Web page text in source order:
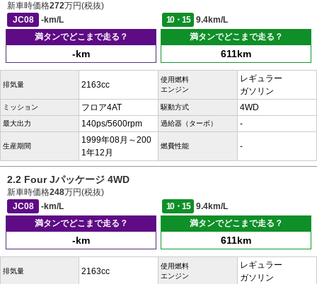
新車時価格272万円(税抜)
JC08
-km/L 10・15
9.4km/L
満タンでどこまで走る？
-km
満タンでどこまで走る？
611km
排気量 2163cc
使用燃料
エンジン
レギュラー
ガソリン
ミッション フロア4AT 駆動方式 4WD
最大出力 140ps/5600rpm 過給器（ターボ） -
生産期間
1999年08月～200
1年12月
燃費性能 -
2.2 Four Jパッケージ 4WD
新車時価格248万円(税抜)
JC08
-km/L 10・15
9.4km/L
満タンでどこまで走る？
-km
満タンでどこまで走る？
611km
排気量 2163cc
使用燃料
エンジン
レギュラー
ガソリン